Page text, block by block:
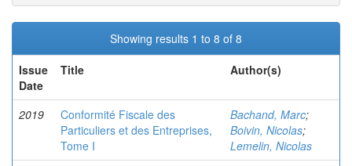
Showing results 1 to 8 of 8
Issue
Date
Title Author(s)
2019
Conformité Fiscale des
Particuliers et des Entreprises,
Tome I
Bachand, Marc;
Boivin, Nicolas;
Lemelin, Nicolas